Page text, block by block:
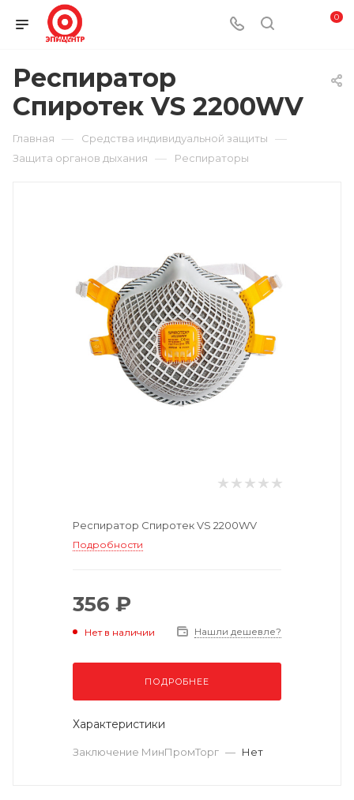
0
Респиратор
Спиротек VS 2200WV
Главная — Средства индивидуальной защиты —
Защита органов дыхания — Респираторы
Респиратор Спиротек VS 2200WV
Подробности
356 ₽
Нет в наличии Нашли дешевле?
ПОДРОБНЕЕ
Характеристики
Заключение МинПромТорг — Нет